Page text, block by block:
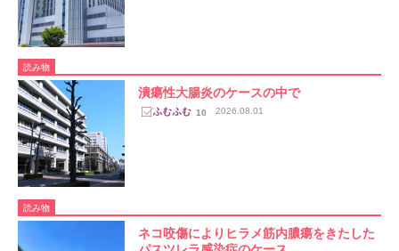
読み物
潰瘍性大腸炎のケースの中で
10 2026.08.01
読み物
ネコ咬傷によりヒラメ筋内膿瘍をきたした